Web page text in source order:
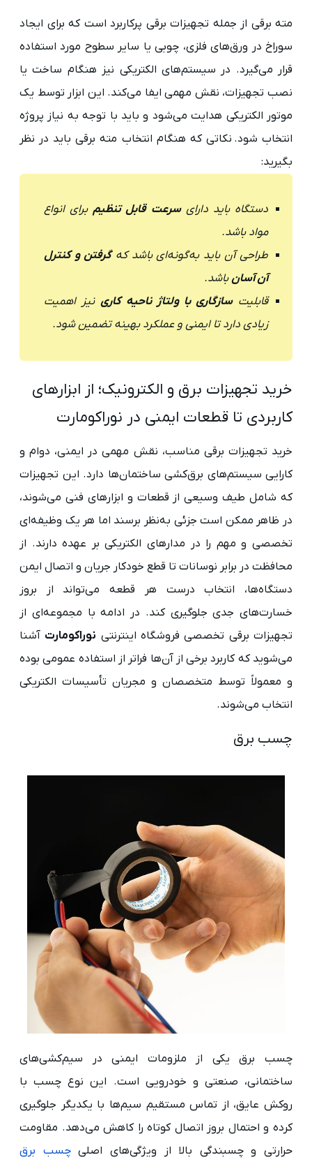
مته برقی از جمله تجهیزات برقی پرکاربرد است که برای ایجاد
سوراخ در ورق‌های فلزی، چوبی یا سایر سطوح مورد استفاده
قرار می‌گیرد. در سیستم‌های الکتریکی نیز هنگام ساخت یا
نصب تجهیزات، نقش مهمی ایفا می‌کند. این ابزار توسط یک
موتور الکتریکی هدایت می‌شود و باید با توجه به نیاز پروژه
انتخاب شود. نکاتی که هنگام انتخاب مته برقی باید در نظر
بگیرید:
دستگاه باید دارایسرعت قابل تنظیمبرای انواع
مواد باشد.
طراحی آن باید به‌گونه‌ای باشد کهگرفتن و کنترل
آن آسانباشد.
قابلیتسازگاری با ولتاژ ناحیه کاری نیز اهمیت
زیادی دارد تا ایمنی و عملکرد بهینه تضمین شود.
خرید تجهیزات برق و الکترونیک؛ از ابزارهای
کاربردی تا قطعات ایمنی در نوراکومارت
خرید تجهیزات برقی مناسب، نقش مهمی در ایمنی، دوام و
کارایی سیستم‌های برق‌کشی ساختمان‌ها دارد. این تجهیزات
که شامل طیف وسیعی از قطعات و ابزارهای فنی می‌شوند،
در ظاهر ممکن است جزئی به‌نظر برسند اما هر یک وظیفه‌ای
تخصصی و مهم را در مدارهای الکتریکی بر عهده دارند. از
محافظت در برابر نوسانات تا قطع خودکار جریان و اتصال ایمن
دستگاه‌ها، انتخاب درست هر قطعه می‌تواند از بروز
خسارت‌های جدی جلوگیری کند. در ادامه با مجموعه‌ای از
تجهیزات برقی تخصصی فروشگاه اینترنتی نوراکومارت آشنا
می‌شوید که کاربرد برخی از آن‌ها فراتر از استفاده عمومی بوده
و معمولاً توسط متخصصان و مجریان تأسیسات الکتریکی
انتخاب می‌شوند.
چسب برق
چسب برق یکی از ملزومات ایمنی در سیم‌کشی‌های
ساختمانی، صنعتی و خودرویی است. این نوع چسب با
روکش عایق، از تماس مستقیم سیم‌ها با یکدیگر جلوگیری
کرده و احتمال بروز اتصال کوتاه را کاهش می‌دهد. مقاومت
حرارتی و چسبندگی بالا از ویژگی‌های اصلیچسب برق